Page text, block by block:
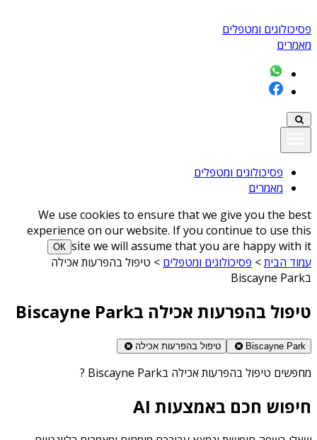
פסיכולוגים ומטפלים
מאמרים
פסיכולוגים ומטפלים
מאמרים
We use cookies to ensure that we give you the best
experience on our website. If you continue to use this
site we will assume that you are happy with it
ОК
עמוד הבית> פסיכולוגים ומטפלים > טיפול בהפרעות אכילה
בBiscayne Park
טיפול בהפרעות אכילה בBiscayne Park
Biscayne Park טיפול בהפרעות אכילה
מחפשים טיפול בהפרעות אכילה בBiscayne Park ?
חיפוש חכם באמצעות AI